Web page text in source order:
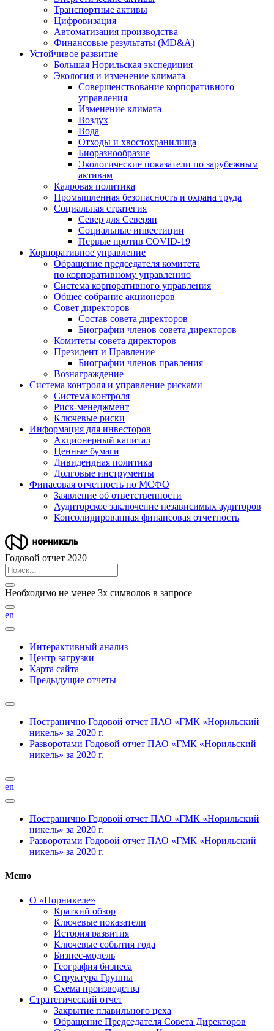
Транспортные активы
Цифровизация
Автоматизация производства
Финансовые результаты (MD&A)
Устойчивое развитие
Большая Норильская экспедиция
Экология и изменение климата
Совершенствование корпоративного
управления
Изменение климата
Воздух
Вода
Отходы и хвостохранилища
Биоразнообразие
Экологические показатели по зарубежным
активам
Кадровая политика
Промышленная безопасность и охрана труда
Социальная стратегия
Север для Северян
Социальные инвестиции
Первые против COVID‑19
Корпоративное управление
Обращение председателя комитета
по корпоративному управлению
Система корпоративного управления
Общее собрание акционеров
Совет директоров
Состав совета директоров
Биографии членов совета директоров
Комитеты совета директоров
Президент и Правление
Биографии членов правления
Вознаграждение
Система контроля и управление рисками
Система контроля
Риск-менеджмент
Ключевые риски
Информация для инвесторов
Акционерный капитал
Ценные бумаги
Дивидендная политика
Долговые инструменты
Финасовая отчетность по МСФО
Заявление об ответственности
Аудиторское заключение независимых аудиторов
Консолидированная финансовая отчетность
Годовой отчет 2020
Необходимо не менее 3х символов в запросе
en
Интерактивный анализ
Центр загрузки
Карта сайта
Предыдущие отчеты
Постранично Годовой отчет ПАО «ГМК «Норильский
никель» за 2020 г.
Разворотами Годовой отчет ПАО «ГМК «Норильский
никель» за 2020 г.
en
Постранично Годовой отчет ПАО «ГМК «Норильский
никель» за 2020 г.
Разворотами Годовой отчет ПАО «ГМК «Норильский
никель» за 2020 г.
Меню
О «Норникеле»
Краткий обзор
Ключевые показатели
История развития
Ключевые события года
Бизнес-модель
География бизнеса
Структура Группы
Схема производства
Стратегический отчет
Закрытие плавильного цеха
Обращение Председателя Совета Директоров